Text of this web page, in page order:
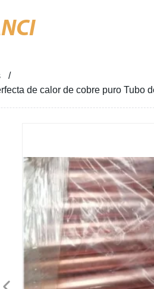
de calor de cobre puro Tubo